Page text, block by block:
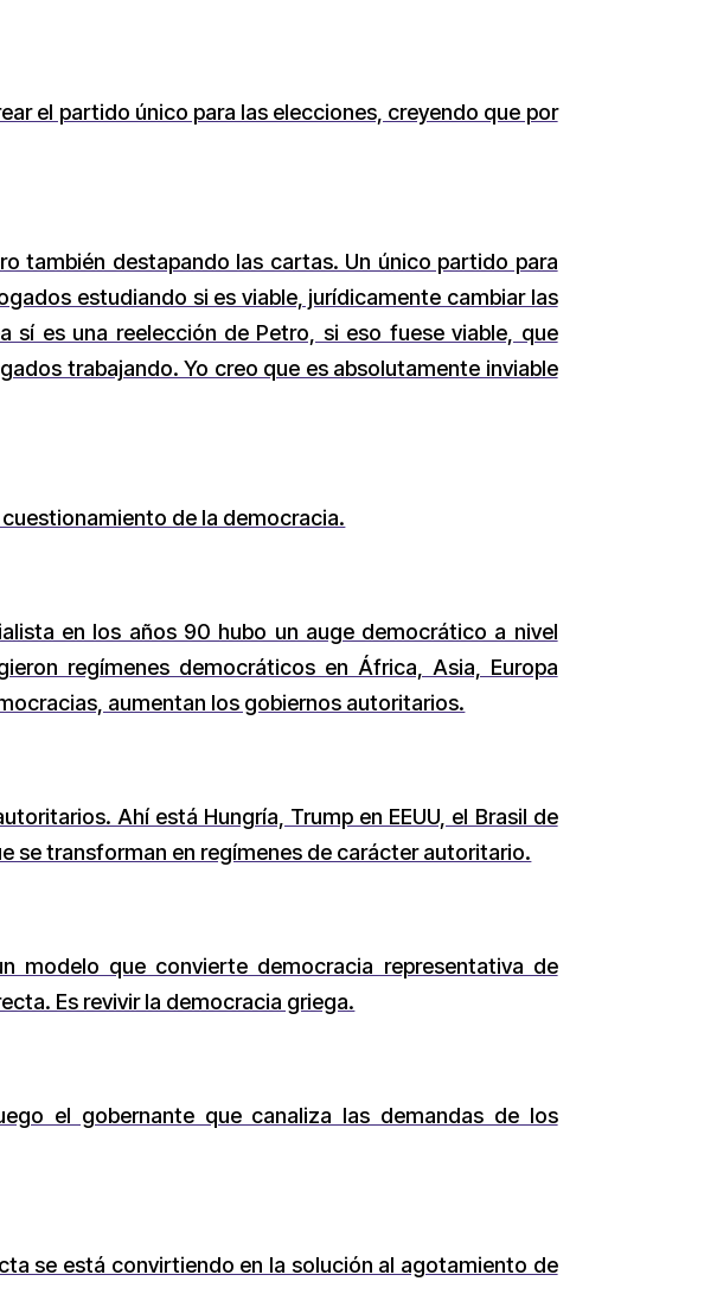
el partido único para las elecciones, creyendo que por
también destapando las cartas. Un único partido para
estudiando si es viable, jurídicamente cambiar las
sí es una reelección de Petro, si eso fuese viable, que
trabajando. Yo creo que es absolutamente inviable
de la democracia.
en los años 90 hubo un auge democrático a nivel
regímenes democráticos en África, Asia, Europa
aumentan los gobiernos autoritarios.
Ahí está Hungría, Trump en EEUU, el Brasil de
se transforman en regímenes de carácter autoritario.
modelo que convierte democracia representativa de
Es revivir la democracia griega.
el gobernante que canaliza las demandas de los
se está convirtiendo en la solución al agotamiento de